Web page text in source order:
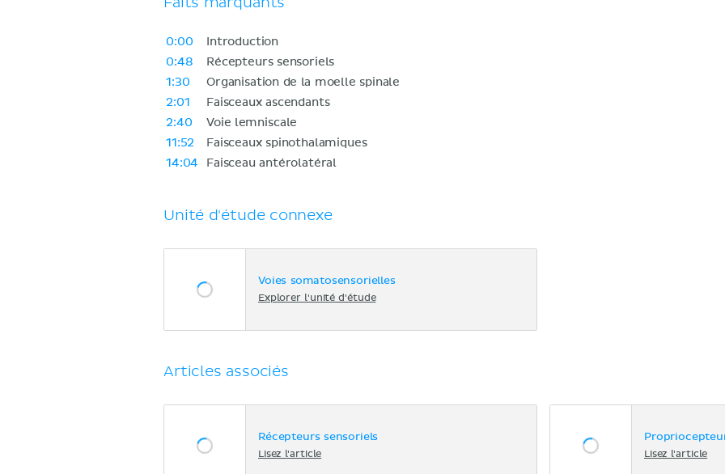
0:00
Introduction
0:48
Récepteurs sensoriels
1:30
Organisation de la moelle spinale
2:01
Faisceaux ascendants
2:40
Voie lemniscale
11:52
Faisceaux spinothalamiques
14:04
Faisceau antérolatéral
Unité d'étude connexe
Voies somatosensorielles
Explorer l'unité d'étude
Articles associés
Récepteurs sensoriels
Lisez l'article Lisez l'article